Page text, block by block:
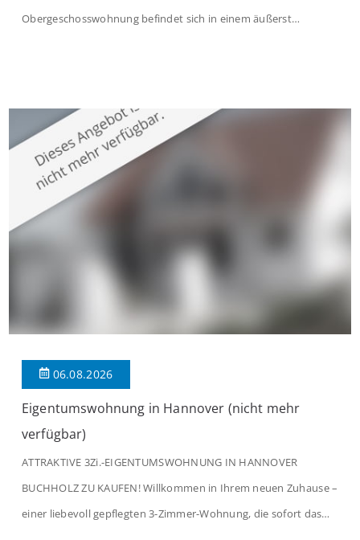
Obergeschosswohnung befindet sich in einem äußerst
großzügige Räume und eine hochwertige Ausstattung, die
modernen Wohnkomfort mit einem stilvollen Ambiente
verbindet. Der […]
06.08.2026
Eigentumswohnung in Hannover (nicht mehr
verfügbar)
ATTRAKTIVE 3Zi.-EIGENTUMSWOHNUNG IN HANNOVER
BUCHHOLZ ZU KAUFEN! Willkommen in Ihrem neuen Zuhause –
einer liebevoll gepflegten 3-Zimmer-Wohnung, die sofort das